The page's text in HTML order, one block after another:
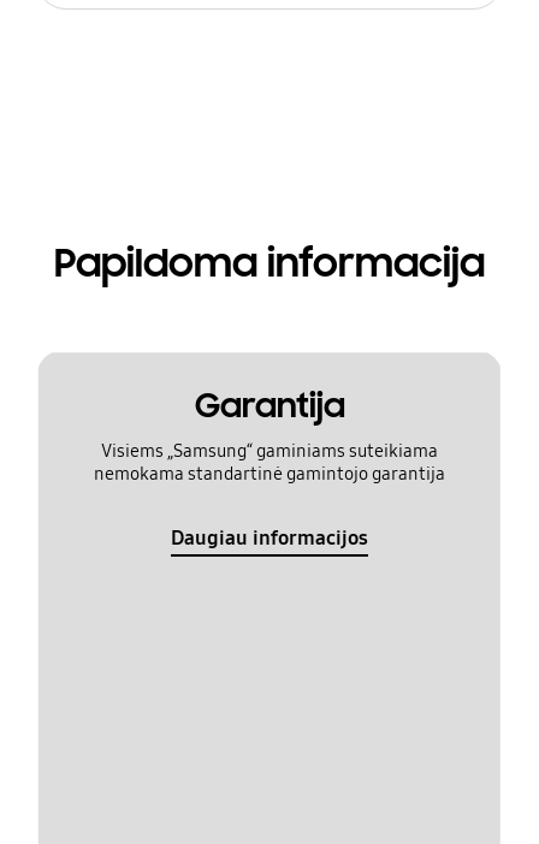
Papildoma informacija
Garantija
Visiems „Samsung“ gaminiams suteikiama
nemokama standartinė gamintojo garantija
Daugiau informacijos